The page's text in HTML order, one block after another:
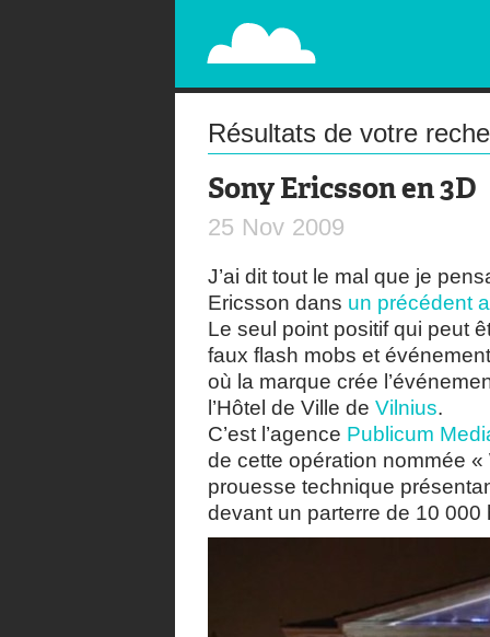
PAPERPLANE
STREET, AMBIENT, GUÉRILLA MARKETING
Résultats de votre
Sony Ericsson en 3D
25 Nov 2009
J’ai dit tout le mal que je
Ericsson dans un précédent
Le seul point positif qui peut
faux flash mobs et
où la marque crée
l’Hôtel de Ville de Vilnius.
C’est l’agence Publicum
de cette opération nommée
prouesse technique
devant un parterre de 10 000